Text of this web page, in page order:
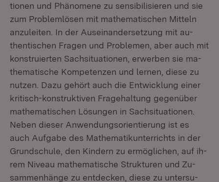
tio­nen und Phä­no­me­ne zu sen­si­bi­li­sie­ren und sie
zum Pro­blem­lö­sen mit ma­the­ma­ti­schen Mit­teln
an­zu­lei­ten. In der Aus­ein­an­der­set­zung mit au­
then­ti­schen Fra­gen und Pro­ble­men, aber auch mit
kon­stru­ier­ten Sach­si­tua­tio­nen, er­wer­ben sie ma­
the­ma­ti­sche Kom­pe­ten­zen und ler­nen, die­se zu
nut­zen. Da­zu ge­hört auch die Ent­wick­lung ei­ner
kri­tisch-kon­struk­ti­ven Fra­ge­hal­tung ge­gen­über
ma­the­ma­ti­schen Lö­sun­gen in Sach­si­tua­tio­nen.
Ne­ben die­ser An­wen­dungs­ori­en­tie­rung ist es
auch Auf­ga­be des Ma­the­ma­tik­un­ter­richts in der
Grund­schu­le, den Kin­dern zu er­mög­li­chen, auf ih­
rem Ni­veau ma­the­ma­ti­sche Struk­tu­ren und Zu­
sam­men­hän­ge zu ent­de­cken, die­se zu un­ter­su­